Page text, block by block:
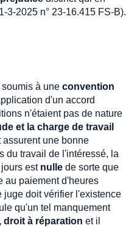
3-2025 n° 23-16.415 FS-B).
à une convention
d'un accord
n'étaient pas de nature
et la charge de travail
assurent une bonne
du travail de l'intéressé, la
est nulle de sorte que
au paiement d'heures
juge doit vérifier l'existence
qu'un tel manquement
droit à réparation et il